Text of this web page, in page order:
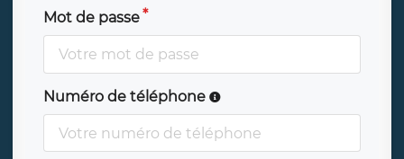
Mot de passe
Numéro de téléphone